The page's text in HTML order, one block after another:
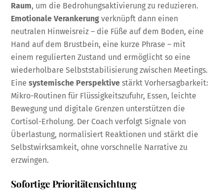
Raum, um die Bedrohungsaktivierung zu reduzieren.
Emotionale Verankerung verknüpft dann einen
neutralen Hinweisreiz – die Füße auf dem Boden, eine
Hand auf dem Brustbein, eine kurze Phrase – mit
einem regulierten Zustand und ermöglicht so eine
wiederholbare Selbststabilisierung zwischen Meetings.
Einesystemische Perspektive stärkt Vorhersagbarkeit:
Mikro-Routinen für Flüssigkeitszufuhr, Essen, leichte
Bewegung und digitale Grenzen unterstützen die
Cortisol-Erholung. Der Coach verfolgt Signale von
Überlastung, normalisiert Reaktionen und stärkt die
Selbstwirksamkeit, ohne vorschnelle Narrative zu
erzwingen.
Sofortige Prioritätensichtung